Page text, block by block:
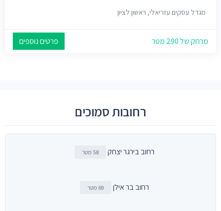
מגדל עסקים עזריאלי, ראשון לציון
מרחק של 290 מטר פרטים נוספים
רחובות סמוכים
רחוב בירגר יצחק 58 מטר
רחוב בר אילן 69 מטר